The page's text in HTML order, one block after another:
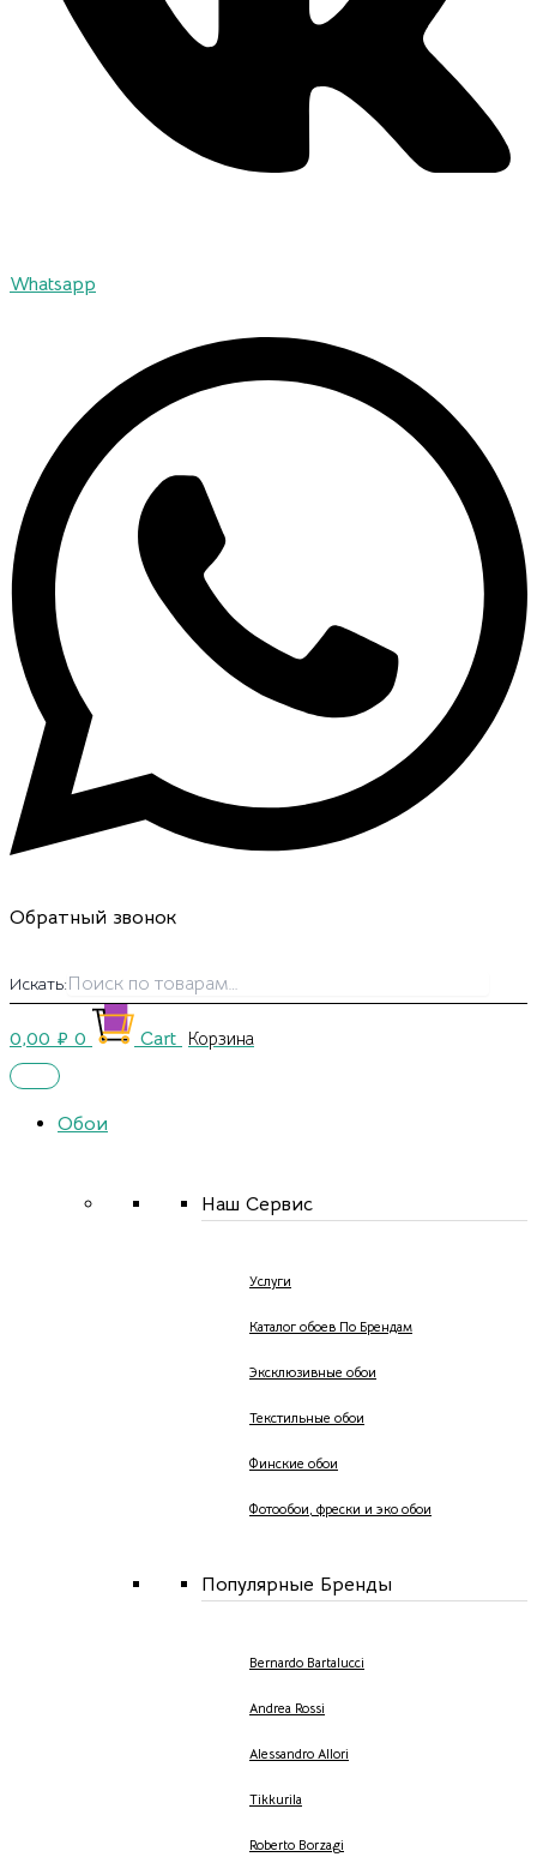
Whatsapp
Обратный звонок
Искать:
0,00 ₽ 0 Cart
Обои
Наш Сервис
Услуги
Каталог обоев По Брендам
Эксклюзивные обои
Текстильные обои
Финские обои
Фотообои, фрески и эко обои
Популярные Бренды
Bernardo Bartalucci
Andrea Rossi
Alessandro Allori
Tikkurila
Roberto Borzagi